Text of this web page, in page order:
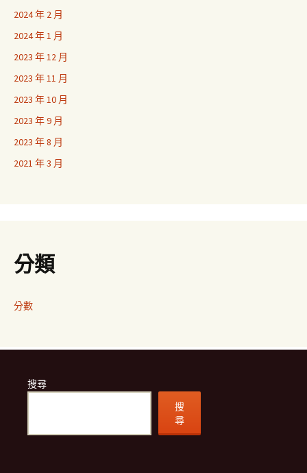
2024 年 2 月
2024 年 1 月
2023 年 12 月
2023 年 11 月
2023 年 10 月
2023 年 9 月
2023 年 8 月
2021 年 3 月
分類
分數
搜尋
搜
尋